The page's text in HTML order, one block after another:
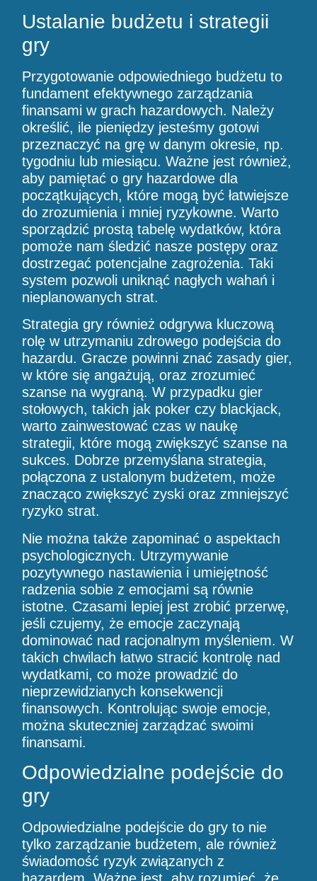
Ustalanie budżetu i strategii
gry
Przygotowanie odpowiedniego budżetu to
fundament efektywnego zarządzania
finansami w grach hazardowych. Należy
określić, ile pieniędzy jesteśmy gotowi
przeznaczyć na grę w danym okresie, np.
tygodniu lub miesiącu. Ważne jest również,
aby pamiętać o gry hazardowe dla
początkujących, które mogą być łatwiejsze
do zrozumienia i mniej ryzykowne. Warto
sporządzić prostą tabelę wydatków, która
pomoże nam śledzić nasze postępy oraz
dostrzegać potencjalne zagrożenia. Taki
system pozwoli uniknąć nagłych wahań i
nieplanowanych strat.
Strategia gry również odgrywa kluczową
rolę w utrzymaniu zdrowego podejścia do
hazardu. Gracze powinni znać zasady gier,
w które się angażują, oraz zrozumieć
szanse na wygraną. W przypadku gier
stołowych, takich jak poker czy blackjack,
warto zainwestować czas w naukę
strategii, które mogą zwiększyć szanse na
sukces. Dobrze przemyślana strategia,
połączona z ustalonym budżetem, może
znacząco zwiększyć zyski oraz zmniejszyć
ryzyko strat.
Nie można także zapominać o aspektach
psychologicznych. Utrzymywanie
pozytywnego nastawienia i umiejętność
radzenia sobie z emocjami są równie
istotne. Czasami lepiej jest zrobić przerwę,
jeśli czujemy, że emocje zaczynają
dominować nad racjonalnym myśleniem. W
takich chwilach łatwo stracić kontrolę nad
wydatkami, co może prowadzić do
nieprzewidzianych konsekwencji
finansowych. Kontrolując swoje emocje,
można skuteczniej zarządzać swoimi
finansami.
Odpowiedzialne podejście do
gry
Odpowiedzialne podejście do gry to nie
tylko zarządzanie budżetem, ale również
świadomość ryzyk związanych z